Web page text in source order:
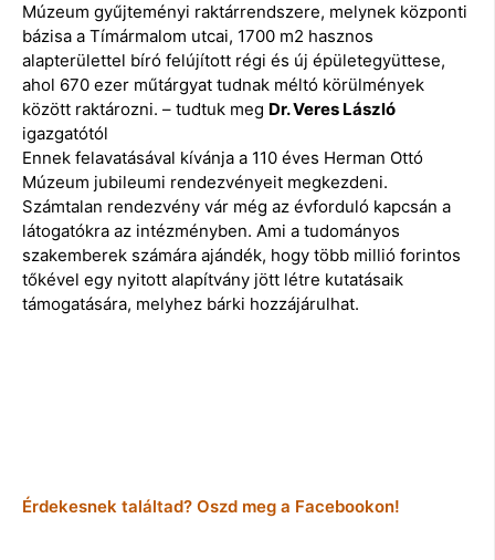
Múzeum gyűjteményi raktárrendszere, melynek központi
bázisa a Tímármalom utcai, 1700 m2 hasznos
alapterülettel bíró felújított régi és új épületegyüttese,
ahol 670 ezer műtárgyat tudnak méltó körülmények
között raktározni. – tudtuk meg Dr. Veres László
igazgatótól
Ennek felavatásával kívánja a 110 éves Herman Ottó
Múzeum jubileumi rendezvényeit megkezdeni.
Számtalan rendezvény vár még az évforduló kapcsán a
látogatókra az intézményben. Ami a tudományos
szakemberek számára ajándék, hogy több millió forintos
tőkével egy nyitott alapítvány jött létre kutatásaik
támogatására, melyhez bárki hozzájárulhat.
Érdekesnek találtad? Oszd meg a Facebookon!